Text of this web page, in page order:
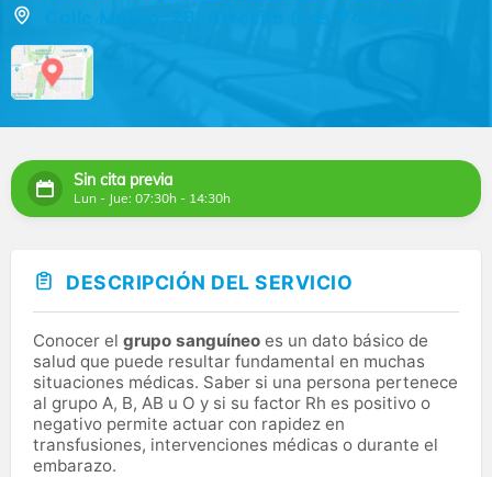
Sin cita previa
Lun - Jue: 07:30h - 14:30h
DESCRIPCIÓN DEL SERVICIO
Conocer el grupo sanguíneo es un dato básico de
salud que puede resultar fundamental en muchas
situaciones médicas. Saber si una persona pertenece
al grupo A, B, AB u O y si su factor Rh es positivo o
negativo permite actuar con rapidez en
transfusiones, intervenciones médicas o durante el
embarazo.